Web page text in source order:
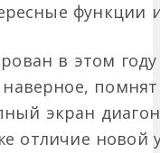
функции
в этом
наверное,
экран
отличие новой